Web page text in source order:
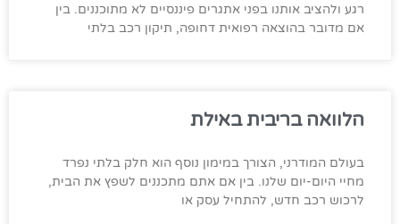
רגע ולהציב אותנו בפני אתגרים פיננסיים לא מתוכננים. בין
אם מדובר בהוצאה רפואית דחופה, תיקון רכב בלתי
הלוואה בריבית באילת
בעולם המודרני, הצורך במימון נוסף הוא חלק בלתי נפרד
מחיי היום-יום שלנו. בין אם אתם מתכננים לשפץ את הבית,
לרכוש רכב חדש, להתחיל עסק או